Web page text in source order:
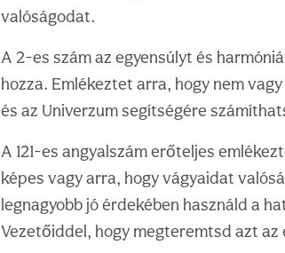
valóságodat.
A 2-es szám az egyensúlyt és
hozza. Emlékeztet arra, hogy nem
és az Univerzum segítségére
A 121-es angyalszám erőteljes
képes vagy arra, hogy vágyaidat
legnagyobb jó érdekében használd a
Vezetőiddel, hogy megteremtsd azt